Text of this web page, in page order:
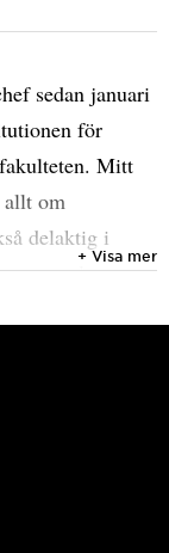
sedan januari
för
Mitt
allt om
delaktig i
personal.
+ Visa mer